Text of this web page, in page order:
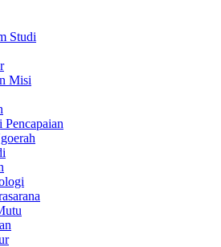
Studi
Misi
Pencapaian